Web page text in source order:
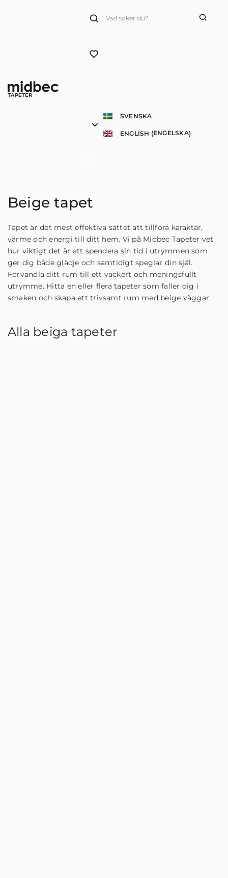
SVENSKA
ENGLISH (ENGELSKA)
Beige tapet
Tapet är det mest effektiva sättet att tillföra karaktär,
värme och energi till ditt hem. Vi på Midbec Tapeter vet
hur viktigt det är att spendera sin tid i utrymmen som
ger dig både glädje och samtidigt speglar din själ.
Förvandla ditt rum till ett vackert och meningsfullt
utrymme. Hitta en eller flera tapeter som faller dig i
smaken och skapa ett trivsamt rum med beige väggar.
Alla beiga tapeter